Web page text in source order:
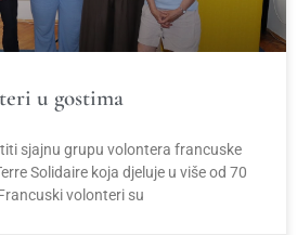
u gostima
sjajnu grupu volontera francuske
Solidaire koja djeluje u više od 70
volonteri su